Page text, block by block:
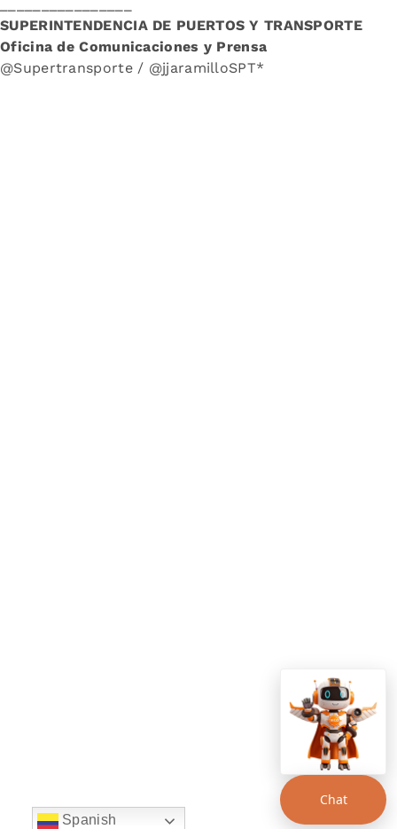
SUPERINTENDENCIA DE PUERTOS Y TRANSPORTE
Oficina de Comunicaciones y Prensa
@Supertransporte / @jjaramilloSPT*
Spanish
Chat